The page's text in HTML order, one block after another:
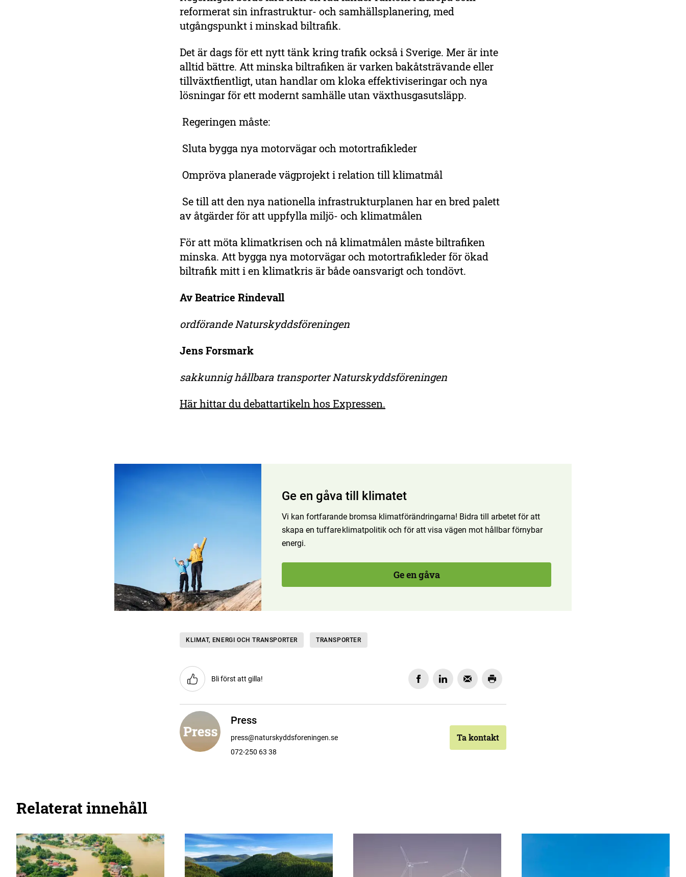
reformerat sin infrastruktur- och samhällsplanering, med
utgångspunkt i minskad biltrafik.
Det är dags för ett nytt tänk kring trafik också i Sverige. Mer är inte
alltid bättre. Att minska biltrafiken är varken bakåtsträvande eller
tillväxtfientligt, utan handlar om kloka effektiviseringar och nya
lösningar för ett modernt samhälle utan växthusgasutsläpp.
Regeringen måste:
Sluta bygga nya motorvägar och motortrafikleder
Ompröva planerade vägprojekt i relation till klimatmål
Se till att den nya nationella infrastrukturplanen har en bred palett
av åtgärder för att uppfylla miljö- och klimatmålen
För att möta klimatkrisen och nå klimatmålen måste biltrafiken
minska. Att bygga nya motorvägar och motortrafikleder för ökad
biltrafik mitt i en klimatkris är både oansvarigt och tondövt.
Av Beatrice Rindevall
ordförande Naturskyddsföreningen
Jens Forsmark
sakkunnig hållbara transporter Naturskyddsföreningen
Här hittar du debattartikeln hos Expressen.
Ge en gåva till klimatet
Vi kan fortfarande bromsa klimatförändringarna! Bidra till arbetet för att
skapa en tuffare klimatpolitik och för att visa vägen mot hållbar förnybar
energi.
Ge en gåva
KLIMAT, ENERGI OCH TRANSPORTER TRANSPORTER
Bli först att gilla!
Press
press@naturskyddsforeningen.se
072-250 63 38
Ta kontakt
Relaterat innehåll